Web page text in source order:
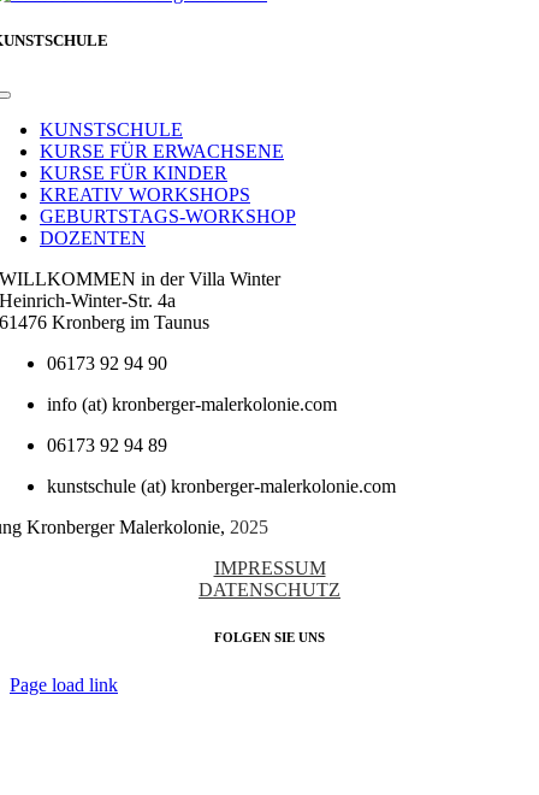
Toggle
NavigationKUNSTSCHULE
KURSE FÜR ERWACHSENE
KURSE FÜR KINDER
KREATIV WORKSHOPS
GEBURTSTAGS-WORKSHOP
DOZENTEN
WILLKOMMEN in der Villa Winter
Heinrich-Winter-Str. 4a
61476 Kronberg im Taunus
06173 92 94 90
info (at) kronberger-malerkolonie.com
06173 92 94 89
kunstschule (at) kronberger-malerkolonie.com
Kronberger Malerkolonie, 2025
IMPRESSUM
DATENSCHUTZ
FOLGEN SIE UNS
Page load link